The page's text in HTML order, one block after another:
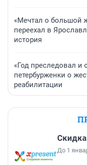
«Мечтал о большой
переехал в
история
«Год преследовал и
петербурженки о
реабилитации
До 1